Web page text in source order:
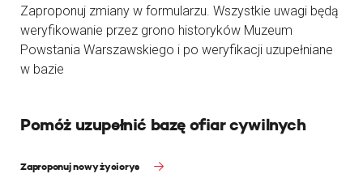
Zaproponuj zmiany w formularzu. Wszystkie uwagi będą
weryfikowanie przez grono historyków Muzeum
Powstania Warszawskiego i po weryfikacji uzupełniane
w bazie
Pomóż uzupełnić bazę ofiar cywilnych
Zaproponuj nowy życiorys